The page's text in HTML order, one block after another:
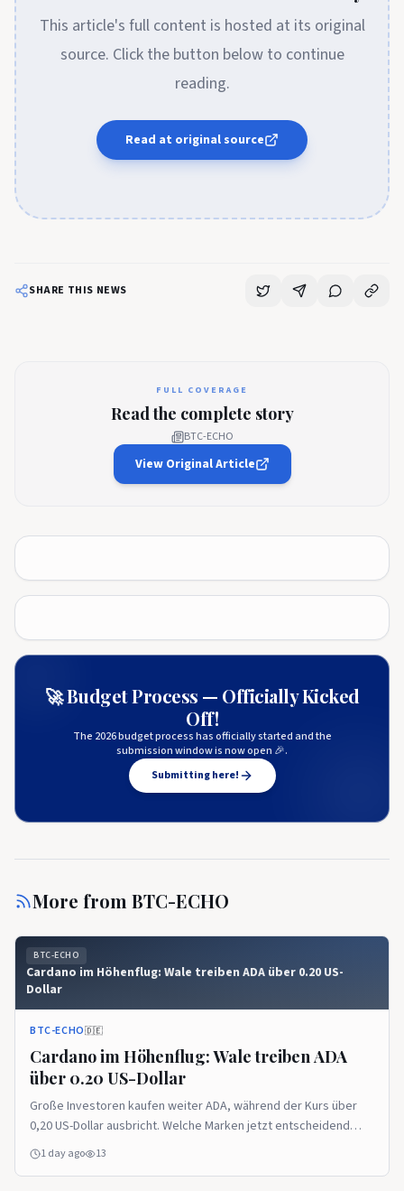
This article's full content is hosted at its original
source. Click the button below to continue
reading.
Read at original source
SHARE THIS NEWS
FULL COVERAGE
Read the complete story
BTC-ECHO
View Original Article
🚀 Budget Process — Officially Kicked
Off!
The 2026 budget process has officially started and the
submission window is now open 🎉.
Submitting here!
More from BTC-ECHO
BTC-ECHO
Cardano im Höhenflug: Wale treiben ADA über 0.20 US-
Dollar
BTC-ECHO🇩🇪
Cardano im Höhenflug: Wale treiben ADA
über 0.20 US-Dollar
Große Investoren kaufen weiter ADA, während der Kurs über
0,20 US-Dollar ausbricht. Welche Marken jetzt entscheidend
sind. &nbsp; Source: BTC-ECHO BTC-ECHO
1 day ago 13